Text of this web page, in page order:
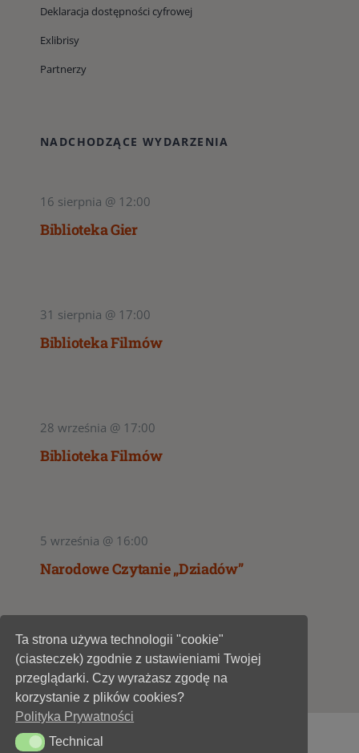
Deklaracja dostępności cyfrowej
Exlibrisy
Partnerzy
NADCHODZĄCE WYDARZENIA
16 sierpnia @ 12:00
Biblioteka Gier
31 sierpnia @ 17:00
Biblioteka Filmów
28 września @ 17:00
Biblioteka Filmów
5 września @ 16:00
Narodowe Czytanie „Dziadów”
1
Ta strona używa technologii "cookie"
(ciasteczek) zgodnie z ustawieniami Twojej
przeglądarki. Czy wyrażasz zgodę na
korzystanie z plików cookies?
Polityka Prywatności
TechnicalTechnical